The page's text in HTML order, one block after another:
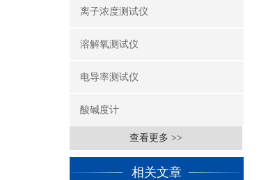
离子浓度测试仪
溶解氧测试仪
电导率测试仪
酸碱度计
查看更多 >>
相关文章